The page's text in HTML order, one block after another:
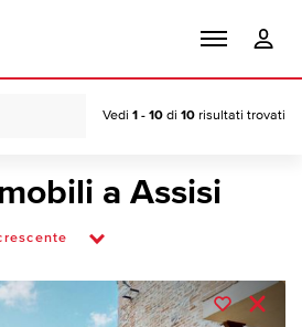
Vedi 1 - 10 di 10 risultati trovati
a Assisi